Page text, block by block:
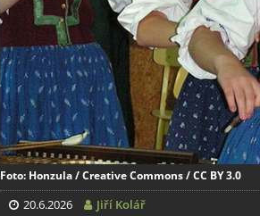
Foto: Honzula / Creative Commons / CC BY 3.0
20.6.2026 Jiří Kolář